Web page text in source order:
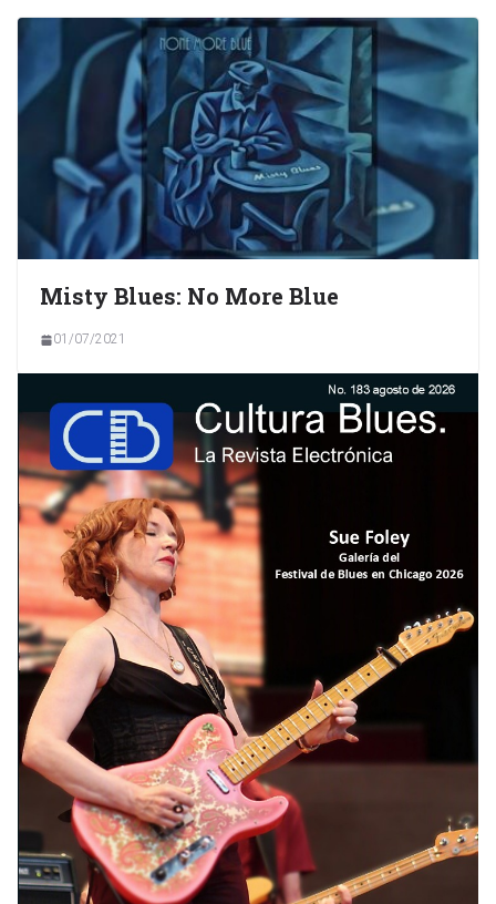
Misty Blues: No More Blue
01/07/2021